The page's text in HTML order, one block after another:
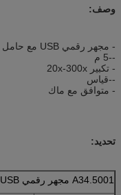
وصف:
- مجهر رقمي USB مع حامل احترافي
--5 م
- تكبير 20x-300x
--قياس
- متوافق مع ماك
تحديد:
A34.5001 مجهر رقمي USB